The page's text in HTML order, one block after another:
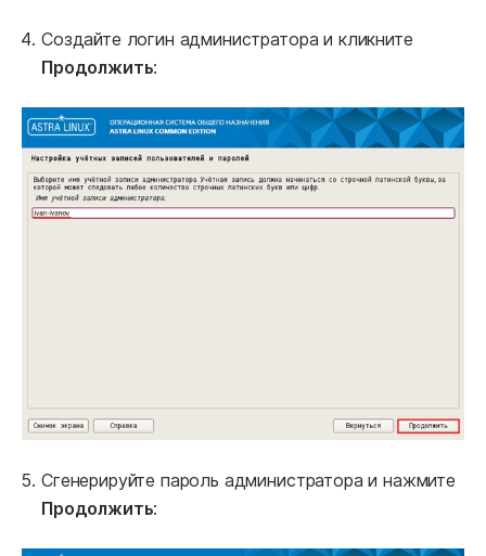
Создайте логин администратора и кликните
Продолжить:
Сгенерируйте пароль администратора и нажмите
Продолжить: